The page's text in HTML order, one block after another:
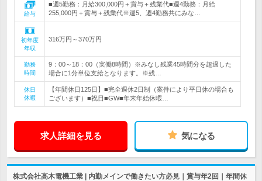
給与
■週5勤務：月給300,000円＋賞与＋残業代■週4勤務：月給
255,000円＋賞与＋残業代※週5、週4勤務共にみな…
初年度
年収
316万円～370万円
勤務
時間
9：00～18：00（実働8時間）※みなし残業45時間分を超過した
場合に1分単位支給となります。※残…
休日
休暇
【年間休日125日】■完全週休2日制（案件により平日休の場合も
ございます）■祝日■GW■年末年始休暇…
求人詳細を見る 気になる
株式会社高木電機工業 | 内勤メインで働きたい方必見｜賞与年2回｜年間休